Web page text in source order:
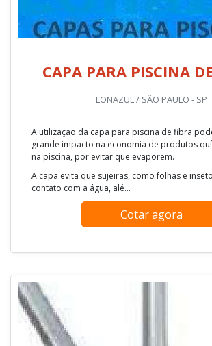
CAPA PARA PISCINA
LONAZUL / SÃO PAULO - SP
A utilização da capa para piscina de fibra
grande impacto na economia de produtos
na piscina, por evitar que evaporem.
A capa evita que sujeiras, como folhas e
contato com a água, alé...
Cotar agora